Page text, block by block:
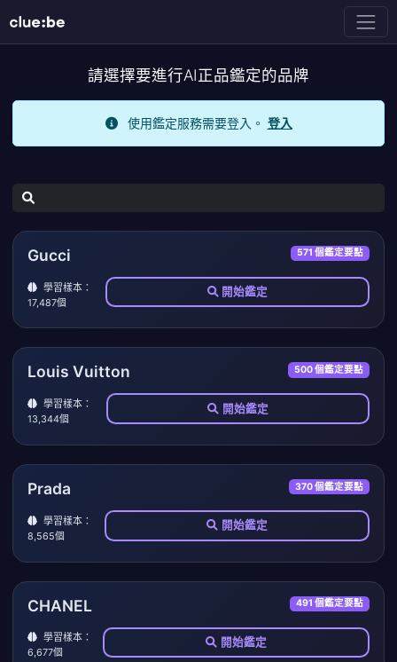
請選擇要進行AI正品鑑定的品牌
使用鑑定服務需要登入。 登入
Gucci 571 個鑑定要點
學習樣本：
17,487個
開始鑑定
Louis Vuitton 500 個鑑定要點
學習樣本：
13,344個
開始鑑定
Prada 370 個鑑定要點
學習樣本：
8,565個
開始鑑定
CHANEL 491 個鑑定要點
學習樣本：
6,677個
開始鑑定